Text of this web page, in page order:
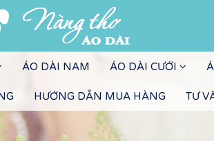
ÁO DÀI NAM ÁO DÀI CƯỚI
HƯỚNG DẪN MUA HÀNG TƯ